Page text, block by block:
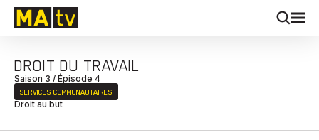
DROIT DU TRAVAIL
Saison 3 / Épisode 4
SERVICES COMMUNAUTAIRES
Droit au but